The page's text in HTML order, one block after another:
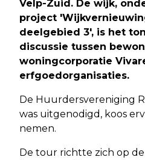
Velp-Zuid. De wijk,
project
deelgebied 3', is het
discussie tussen
woningcorporatie
erfgoedorganisaties.
De Huurdersvereniging
was uitgenodigd, koos
nemen.
De tour richtte zich op